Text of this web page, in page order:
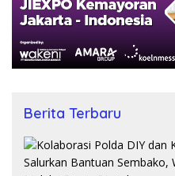
Berita Terbaru